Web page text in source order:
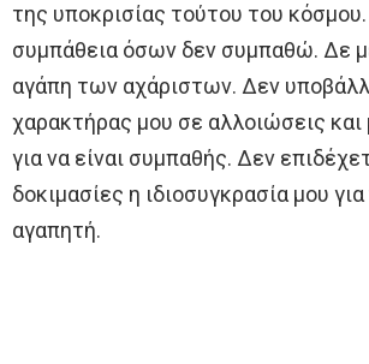
της υποκρισίας τούτου του
συμπάθεια όσων δεν συμπαθώ. Δε
αγάπη των αχάριστων. Δεν
χαρακτήρας μου σε αλλοιώσεις και
για να είναι συμπαθής. Δεν
δοκιμασίες η ιδιοσυγκρασία μου για
αγαπητή.